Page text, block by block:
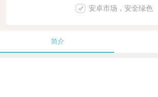
安卓市场，安全绿色
简介